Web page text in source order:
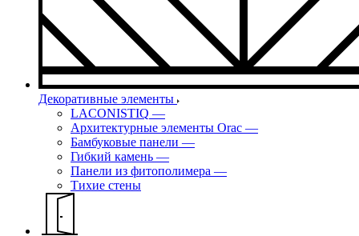
Декоративные элементы
LACONISTIQ —
Архитектурные элементы Orac —
Бамбуковые панели —
Гибкий камень —
Панели из фитополимера —
Тихие стены